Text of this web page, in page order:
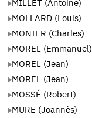
MILLET (Antoine)
MOLLARD (Louis)
MONIER (Charles)
MOREL (Emmanuel)
MOREL (Jean)
MOREL (Jean)
MOSSÉ (Robert)
MURE (Joannès)